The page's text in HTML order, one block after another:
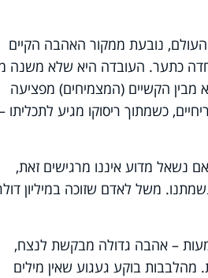
העולם, נובעת ממקור האהבה הקיים
חדה כתער. העובדה היא שלא משנה
מבין הקשיים (המצמיחים) מפציעה
כשמתוך ריסוקו מגיע לתכליתו
נשאל מדוע איננו מרגישים זאת,
משל לאדם שזוכה במיליון
– אהבה גדולה מבקשת לנצח,
בוקע געגוע שאין מילים